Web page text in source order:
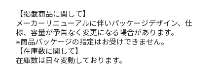
【掲載商品に関して】
メーカーリニューアルに伴いパッケージデザイン、仕
様、容量が予告なく変更になる場合があります。
※商品パッケージの指定はお受けできません。
【在庫数に関して】
在庫数は日々変動しております。